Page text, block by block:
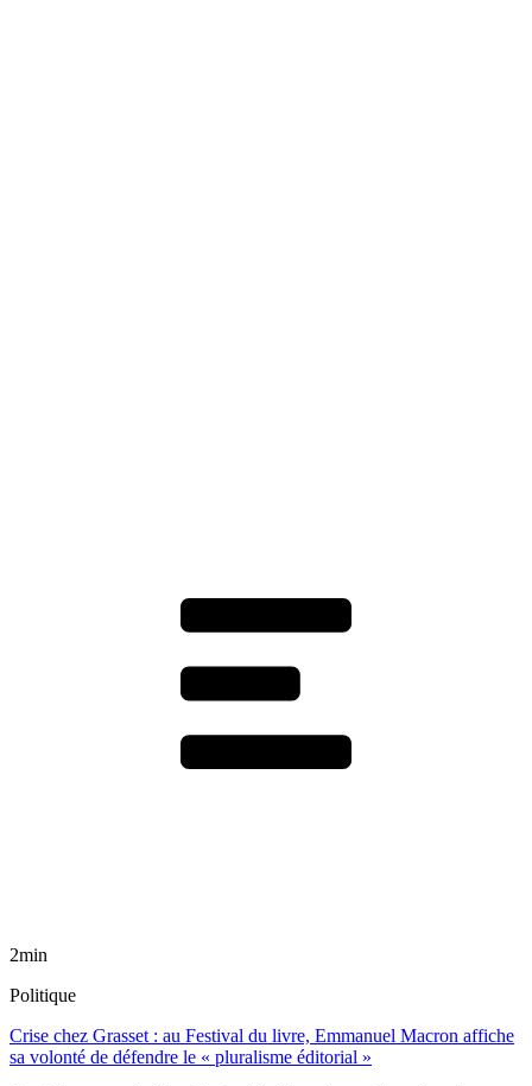
2min
Politique
Crise chez Grasset : au Festival du livre, Emmanuel Macron affiche
sa volonté de défendre le « pluralisme éditorial »